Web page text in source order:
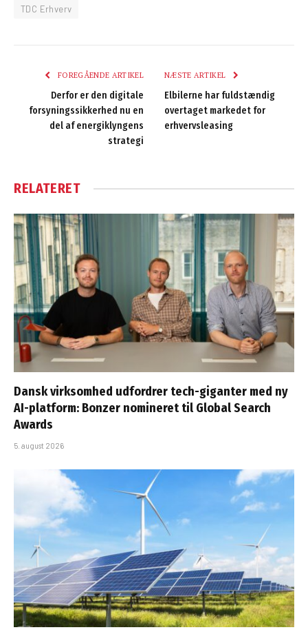
TDC Erhverv
FOREGÅENDE ARTIKEL
Derfor er den digitale
forsyningssikkerhed nu en
del af energiklyngens
strategi
NÆSTE ARTIKEL
Elbilerne har fuldstændig
overtaget markedet for
erhvervsleasing
RELATERET
Dansk virksomhed udfordrer tech-giganter med ny
AI-platform: Bonzer nomineret til Global Search
Awards
5. august 2026